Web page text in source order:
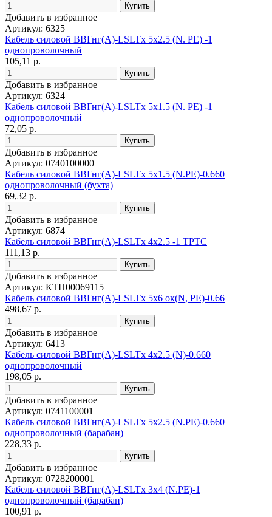
Добавить в избранное
Артикул: 6325
Кабель силовой ВВГнг(А)-LSLTx 5х2.5 (N. PE) -1
однопроволочный
105,11 р.
Добавить в избранное
Артикул: 6324
Кабель силовой ВВГнг(А)-LSLTx 5х1.5 (N. PE) -1
однопроволочный
72,05 р.
Добавить в избранное
Артикул: 0740100000
Кабель силовой ВВГнг(А)-LSLTx 5х1.5 (N.PE)-0.660
однопроволочный (бухта)
69,32 р.
Добавить в избранное
Артикул: 6874
Кабель силовой ВВГнг(А)-LSLTx 4х2.5 -1 ТРТС
111,13 р.
Добавить в избранное
Артикул: КТП00069115
Кабель силовой ВВГнг(А)-LSLTx 5x6 ок(N, PE)-0.66
498,67 р.
Добавить в избранное
Артикул: 6413
Кабель силовой ВВГнг(А)-LSLTx 4х2.5 (N)-0.660
однопроволочный
198,05 р.
Добавить в избранное
Артикул: 0741100001
Кабель силовой ВВГнг(А)-LSLTx 5х2.5 (N.PE)-0.660
однопроволочный (барабан)
228,33 р.
Добавить в избранное
Артикул: 0728200001
Кабель силовой ВВГнг(А)-LSLTx 3х4 (N.PE)-1
однопроволочный (барабан)
100,91 р.